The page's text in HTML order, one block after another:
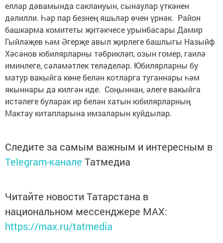
еллар дәвамында саклануын, сынаулар үткәнен
дәлилли. Һәр пар безнең яшьләр өчен үрнәк. Район
башкарма комитеты җитәкчесе урынбасары Дамир
Гыйләҗев һәм Әгерҗе авыл җирлеге башлыгы Назыйф
Хәсәнов юбилярларны тәбрикләп, озын гомер, гаилә
иминлеге, сәламәтлек теләделәр. Юбилярларны бу
матур вакыйга көне белән котларга туганнары һәм
якыннары да килгән иде. Соңыннан, әлеге вакыйга
истәлеге буларак ир белән хатын юбилярларның
Мактау китапларына имзаларын куйдылар.
Следите за самым важным и интересным в
Telegram-канале Татмедиа
Читайте новости Татарстана в
национальном мессенджере MАХ:
https://max.ru/tatmedia